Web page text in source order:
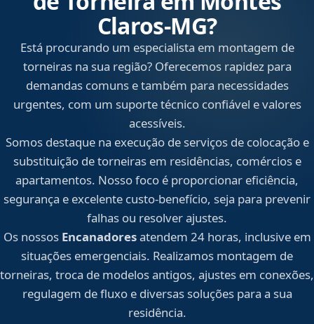
Claros‑MG?
Está procurando um especialista em montagem de
torneiras na sua região? Oferecemos rapidez para
demandas comuns e também para necessidades
urgentes, com um suporte técnico confiável e valores
acessíveis.
Somos destaque na execução de serviços de colocação e
substituição de torneiras em residências, comércios e
apartamentos. Nosso foco é proporcionar eficiência,
segurança e excelente custo-benefício, seja para prevenir
falhas ou resolver ajustes.
Os nossos Encanadoresatendem 24 horas, inclusive em
situações emergenciais. Realizamos montagem de
torneiras, troca de modelos antigos, ajustes em conexões,
regulagem de fluxo e diversas soluções para a sua
residência.